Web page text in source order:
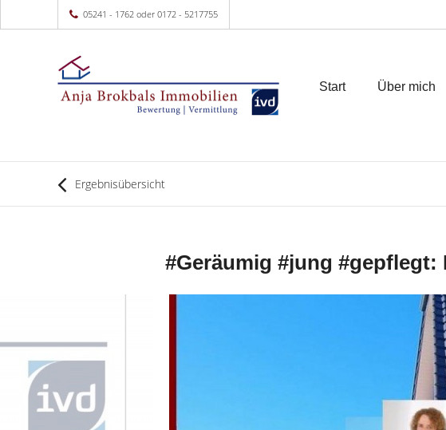
05241 - 1762 oder 0172 - 5217755
Start Über mich
Ergebnisübersicht
#Geräumig #jung